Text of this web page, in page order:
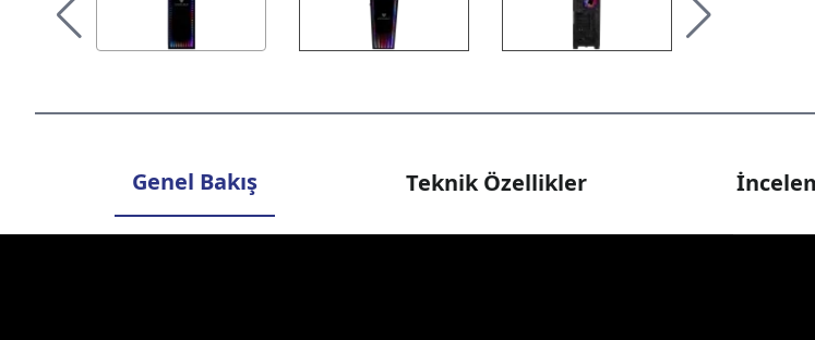
Genel Bakış Teknik Özellikler